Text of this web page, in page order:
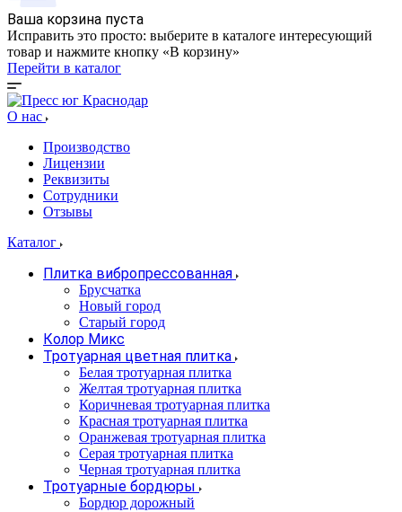
Ваша корзина пуста
Исправить это просто: выберите в каталоге интересующий
товар и нажмите кнопку «В корзину»
Перейти в каталог
О нас
Производство
Лицензии
Реквизиты
Сотрудники
Отзывы
Каталог
Плитка вибропрессованная
Брусчатка
Новый город
Старый город
Колор Микс
Тротуарная цветная плитка
Белая тротуарная плитка
Желтая тротуарная плитка
Коричневая тротуарная плитка
Красная тротуарная плитка
Оранжевая тротуарная плитка
Серая тротуарная плитка
Черная тротуарная плитка
Тротуарные бордюры
Бордюр дорожный